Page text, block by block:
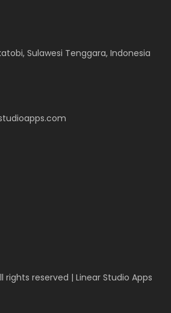
Sulawesi Tenggara, Indonesia
rights reserved | Linear Studio Apps